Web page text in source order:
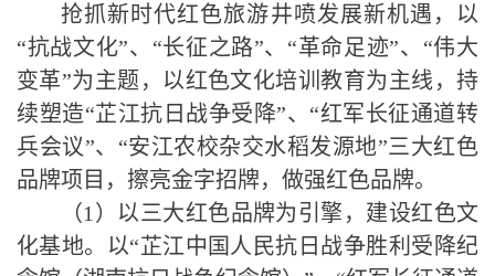
抢抓新时代红色旅游井喷发展新机遇，以
“抗战文化”、“长征之路”、“革命足迹”、“伟大
变革”为主题，以红色文化培训教育为主线，持
续塑造“芷江抗日战争受降”、“红军长征通道转
兵会议”、“安江农校杂交水稻发源地”三大红色
品牌项目，擦亮金字招牌，做强红色品牌。
（1 ）以三大红色品牌为引擎，建设红色文
化基地。以“芷江中国人民抗日战争胜利受降纪